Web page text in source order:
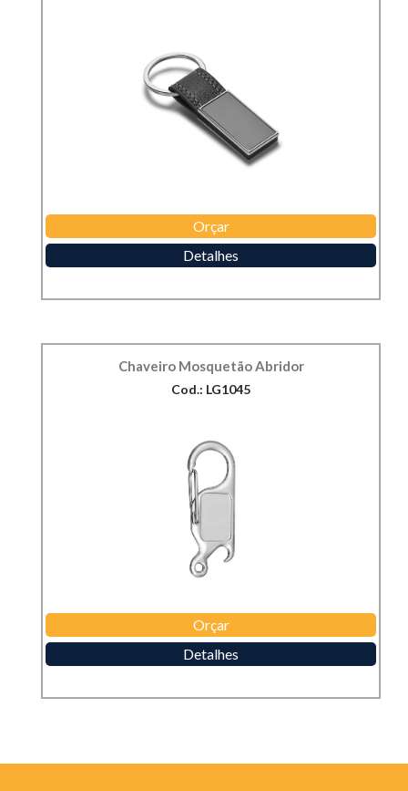
Orçar
Detalhes
Chaveiro Mosquetão Abridor
Cod.: LG1045
Orçar
Detalhes